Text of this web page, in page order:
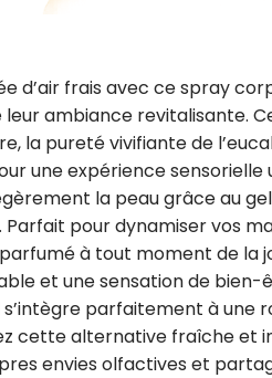
d’air frais avec ce spray
ambiance revitalisante.
la pureté vivifiante de
une expérience
la peau grâce au
pour dynamiser vos
à tout moment de la
et une sensation de bien-
parfaitement à une
cette alternative fraîche et
envies olfactives et